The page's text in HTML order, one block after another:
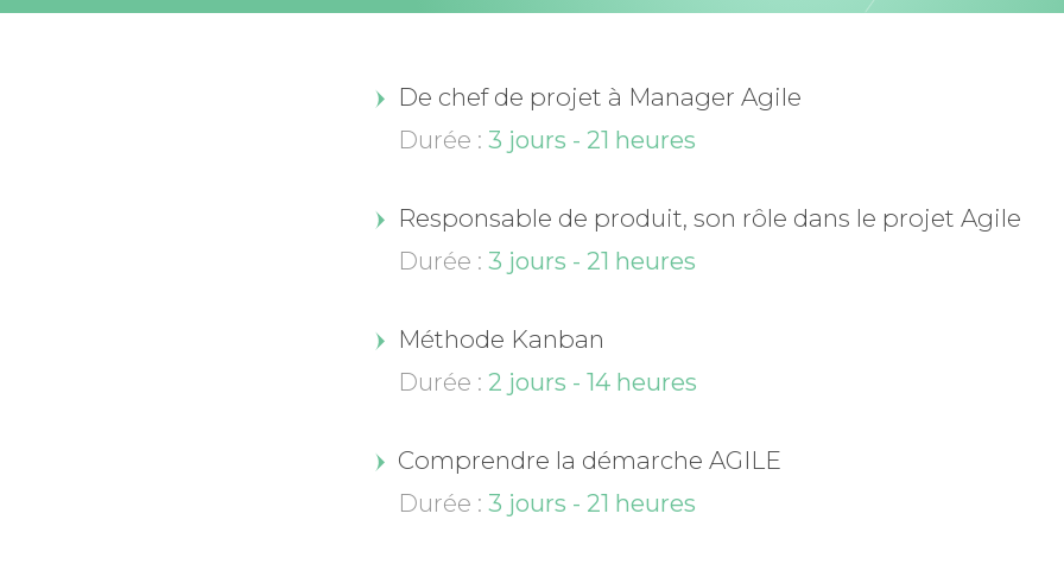
De chef de projet à Manager Agile
Durée : 3 jours - 21 heures
Responsable de produit, son rôle dans le projet Agile
Durée : 3 jours - 21 heures
Méthode Kanban
Durée : 2 jours - 14 heures
Comprendre la démarche AGILE
Durée : 3 jours - 21 heures